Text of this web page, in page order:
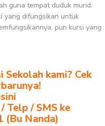
guna tempat duduk murid.
yang difungsikan untuk
pun kursi yang
kami? Cek
Telp / SMS ke
(Bu Nanda)